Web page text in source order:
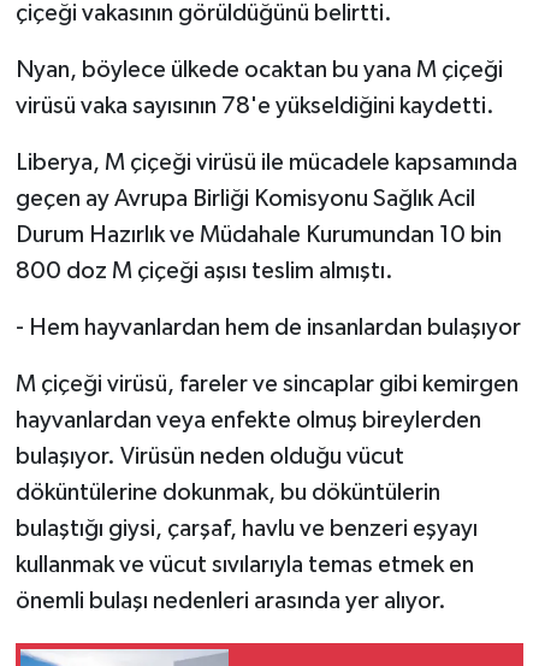
çiçeği vakasının görüldüğünü belirtti.
Nyan, böylece ülkede ocaktan bu yana M çiçeği
virüsü vaka sayısının 78'e yükseldiğini kaydetti.
Liberya, M çiçeği virüsü ile mücadele kapsamında
geçen ay Avrupa Birliği Komisyonu Sağlık Acil
Durum Hazırlık ve Müdahale Kurumundan 10 bin
800 doz M çiçeği aşısı teslim almıştı.
- Hem hayvanlardan hem de insanlardan bulaşıyor
M çiçeği virüsü, fareler ve sincaplar gibi kemirgen
hayvanlardan veya enfekte olmuş bireylerden
bulaşıyor. Virüsün neden olduğu vücut
döküntülerine dokunmak, bu döküntülerin
bulaştığı giysi, çarşaf, havlu ve benzeri eşyayı
kullanmak ve vücut sıvılarıyla temas etmek en
önemli bulaşı nedenleri arasında yer alıyor.